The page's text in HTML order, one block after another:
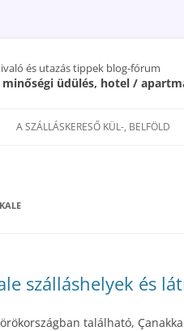
és utazás tippek blog-fórum
minőségi üdülés, hotel /
A SZÁLLÁSKERESŐ KÜL-, BELFÖLD
szálláshelyek és
található,